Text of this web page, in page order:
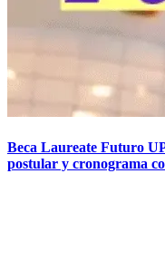
Beca Laureate Futuro
postular y cronograma